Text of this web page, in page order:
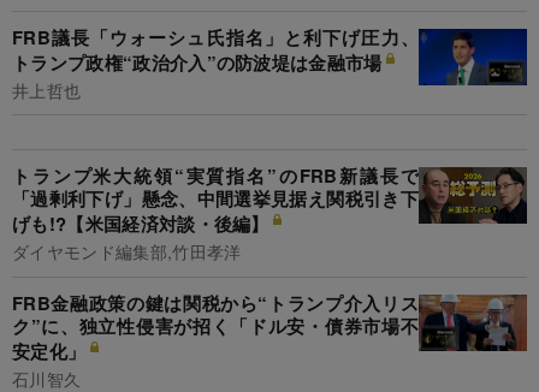
FRB議長「ウォーシュ氏指名」と利下げ圧力、
トランプ政権“政治介入”の防波堤は金融市場
井上哲也
トランプ米大統領“実質指名”のFRB新議長で
「過剰利下げ」懸念、中間選挙見据え関税引き下
げも!?【米国経済対談・後編】
ダイヤモンド編集部,竹田孝洋
FRB金融政策の鍵は関税から“トランプ介入リス
ク”に、独立性侵害が招く「ドル安・債券市場不
安定化」
石川智久